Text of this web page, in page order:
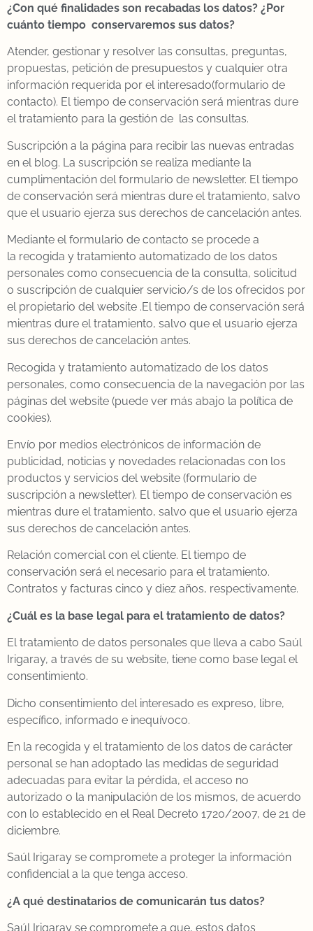
¿Con qué finalidades son recabadas los datos? ¿Por
cuánto tiempo conservaremos sus datos?
Atender, gestionar y resolver las consultas, preguntas,
propuestas, petición de presupuestos y cualquier otra
información requerida por el interesado(formulario de
contacto). El tiempo de conservación será mientras dure
el tratamiento para la gestión de las consultas.
Suscripción a la página para recibir las nuevas entradas
en el blog. La suscripción se realiza mediante la
cumplimentación del formulario de newsletter. El tiempo
de conservación será mientras dure el tratamiento, salvo
que el usuario ejerza sus derechos de cancelación antes.
Mediante el formulario de contacto se procede a
la recogida y tratamiento automatizado de los datos
personales como consecuencia de la consulta, solicitud
o suscripción de cualquier servicio/s de los ofrecidos por
el propietario del website .El tiempo de conservación será
mientras dure el tratamiento, salvo que el usuario ejerza
sus derechos de cancelación antes.
Recogida y tratamiento automatizado de los datos
personales, como consecuencia de la navegación por las
páginas del website (puede ver más abajo la política de
cookies).
Envío por medios electrónicos de información de
publicidad, noticias y novedades relacionadas con los
productos y servicios del website (formulario de
suscripción a newsletter). El tiempo de conservación es
mientras dure el tratamiento, salvo que el usuario ejerza
sus derechos de cancelación antes.
Relación comercial con el cliente. El tiempo de
conservación será el necesario para el tratamiento.
Contratos y facturas cinco y diez años, respectivamente.
¿Cuál es la base legal para el tratamiento de datos?
El tratamiento de datos personales que lleva a cabo Saúl
Irigaray, a través de su website, tiene como base legal el
consentimiento.
Dicho consentimiento del interesado es expreso, libre,
específico, informado e inequívoco.
En la recogida y el tratamiento de los datos de carácter
personal se han adoptado las medidas de seguridad
adecuadas para evitar la pérdida, el acceso no
autorizado o la manipulación de los mismos, de acuerdo
con lo establecido en el Real Decreto 1720/2007, de 21 de
diciembre.
Saúl Irigaray se compromete a proteger la información
confidencial a la que tenga acceso.
¿A qué destinatarios de comunicarán tus datos?
Saúl Irigaray se compromete a que, estos datos